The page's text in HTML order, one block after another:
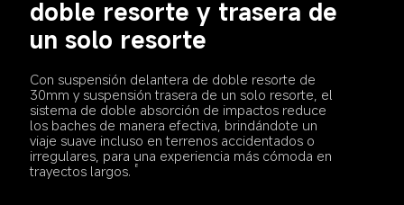
doble resorte y trasera de
un solo resorte
Con suspensión delantera de doble resorte de
30mm y suspensión trasera de un solo resorte, el
sistema de doble absorción de impactos reduce
los baches de manera efectiva, brindándote un
viaje suave incluso en terrenos accidentados o
irregulares, para una experiencia más cómoda en
trayectos largos.
8